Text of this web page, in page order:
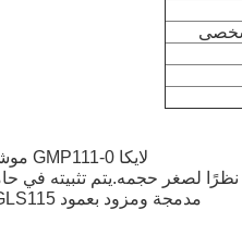
لايكا GMP111-0 موشور عاكس صغير مع مجموعة فقاعات وقطب ومسامير.
مدمجة ومزود بعمود GLS115 رباعي الأقسام ومسمار قابل للإلحاق (خيط 1/4 بوصة).